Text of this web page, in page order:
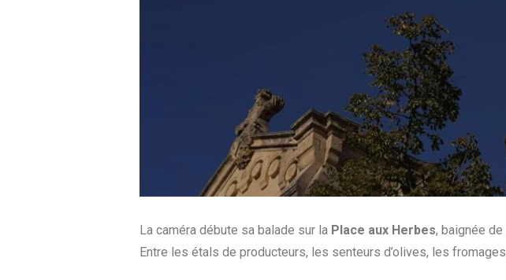
La caméra débute sa balade sur la Place aux Herbes, baignée de
Entre les étals de producteurs, les senteurs d’olives, les